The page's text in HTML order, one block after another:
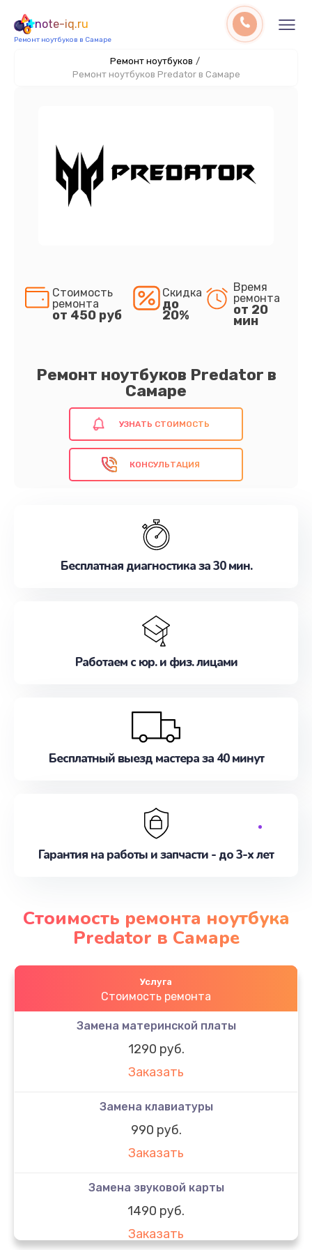
note-iq.ru
Ремонт ноутбуков в Самаре
Ремонт ноутбуков /
Ремонт ноутбуков Predator в Самаре
Ремонт ноутбуков Predator в
Самаре
Стоимость
ремонта
от 450 руб
Скидка
до
20%
Время
ремонта
от 20
мин
УЗНАТЬ СТОИМОСТЬ
КОНСУЛЬТАЦИЯ
Бесплатная диагностика за 30 мин.
Работаем с юр. и физ. лицами
Бесплатный выезд мастера за 40 минут
Гарантия на работы и запчасти - до 3-х лет
Стоимость ремонта ноутбука
Predator в Самаре
Услуга
Стоимость ремонта
Замена материнской платы
1290 руб.
Заказать
Замена клавиатуры
990 руб.
Заказать
Замена звуковой карты
1490 руб.
Заказать